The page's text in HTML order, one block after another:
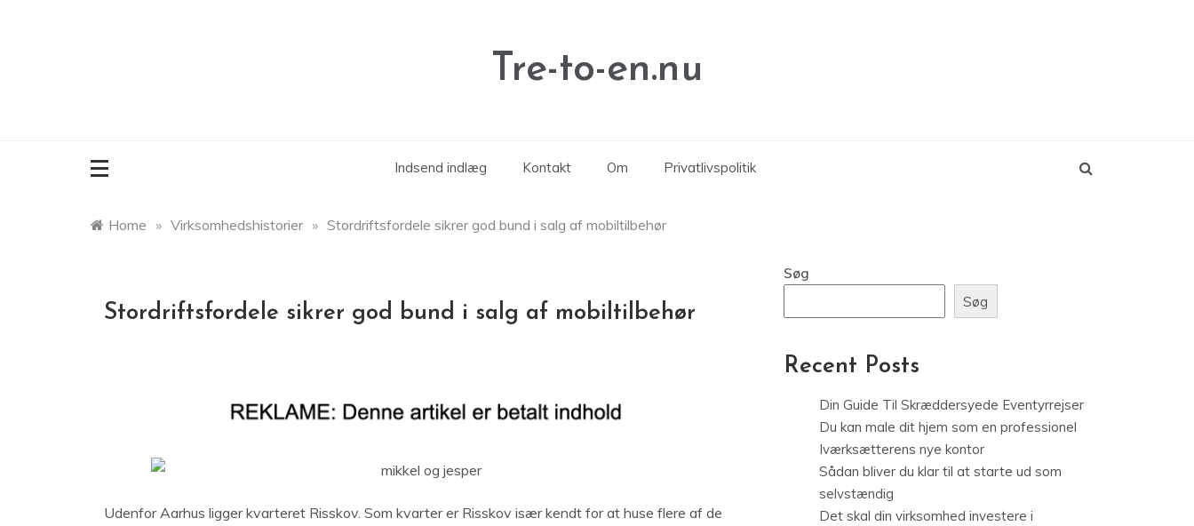
Tre-to-en.nu
Indsend indlæg Kontakt Om Privatlivspolitik
Home » Virksomhedshistorier » Stordriftsfordele sikrer god bund i salg af mobiltilbehør
Stordriftsfordele sikrer god bund i salg af mobiltilbehør
Udenfor Aarhus ligger kvarteret Risskov. Som kvarter er Risskov især kendt for at huse flere af de
Søg
Søg
Recent Posts
Din Guide Til Skræddersyede Eventyrrejser
Du kan male dit hjem som en professionel
Iværksætterens nye kontor
Sådan bliver du klar til at starte ud som
selvstændig
Det skal din virksomhed investere i